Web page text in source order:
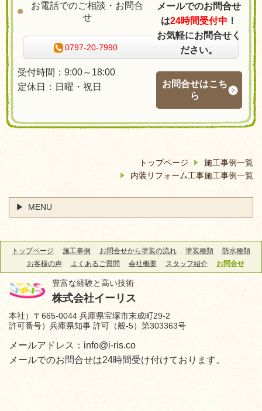
メールでのお問合せ
は24時間受付中 ！
お気軽にお問合せく
ださい。
お問合せはこち
ら
お電話でのご相談・お問合
せ
0797-20-7990
受付時間：9:00～18:00
定休日：日曜・祝日
トップページ
施工事例一覧
内装リフォーム工事施工事例一覧
MENU
トップページ 施工事例 お問合せから塗装の流れ 塗装種類
防水種類
お客様の声
よくあるご質問 会社概要 スタッフ紹介 お問合せ
豊富な経験と高い技術
株式会社イーリス
本社）〒665-0044 兵庫県宝塚市末成町29-2
許可番号）兵庫県知事 許可（般-5）第303363号
メールアドレス：info@i-ris.co
メールでのお問合せは24時間受け付けております。